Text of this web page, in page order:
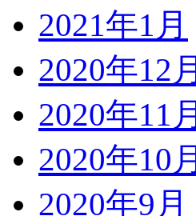
2021年1月
2020年12月
2020年11月
2020年10月
2020年9月